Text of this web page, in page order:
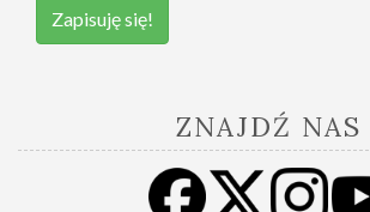
Zapisuję się!
ZNAJDŹ NAS